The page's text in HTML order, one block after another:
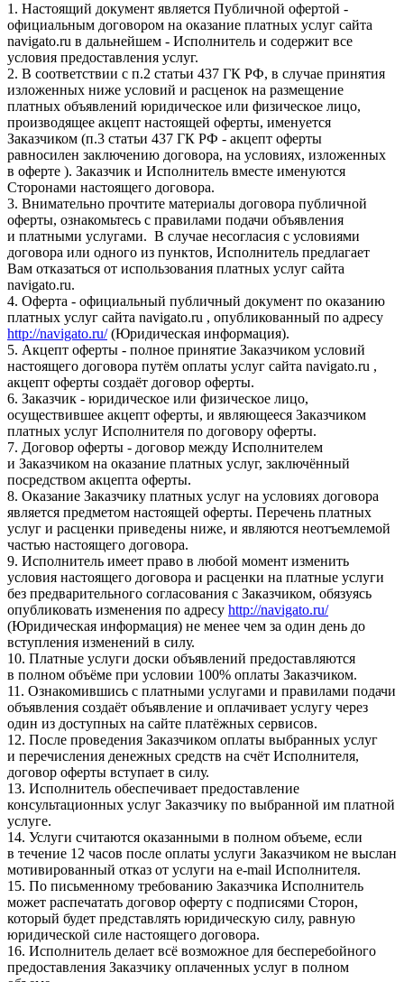
1. Настоящий документ является Публичной офертой -
официальным договором на оказание платных услуг сайта
navigato.ru в дальнейшем - Исполнитель и содержит все
условия предоставления услуг.
2. В соответствии с п.2 статьи 437 ГК РФ, в случае принятия
изложенных ниже условий и расценок на размещение
платных объявлений юридическое или физическое лицо,
производящее акцепт настоящей оферты, именуется
Заказчиком (п.3 статьи 437 ГК РФ - акцепт оферты
равносилен заключению договора, на условиях, изложенных
в оферте ). Заказчик и Исполнитель вместе именуются
Сторонами настоящего договора.
3. Внимательно прочтите материалы договора публичной
оферты, ознакомьтесь с правилами подачи объявления
и платными услугами. В случае несогласия с условиями
договора или одного из пунктов, Исполнитель предлагает
Вам отказаться от использования платных услуг сайта
navigato.ru.
4. Оферта - официальный публичный документ по оказанию
платных услуг сайта navigato.ru , опубликованный по адресу
http://navigato.ru/(Юридическая информация).
5. Акцепт оферты - полное принятие Заказчиком условий
настоящего договора путём оплаты услуг сайта navigato.ru ,
акцепт оферты создаёт договор оферты.
6. Заказчик - юридическое или физическое лицо,
осуществившее акцепт оферты, и являющееся Заказчиком
платных услуг Исполнителя по договору оферты.
7. Договор оферты - договор между Исполнителем
и Заказчиком на оказание платных услуг, заключённый
посредством акцепта оферты.
8. Оказание Заказчику платных услуг на условиях договора
является предметом настоящей оферты. Перечень платных
услуг и расценки приведены ниже, и являются неотъемлемой
частью настоящего договора.
9. Исполнитель имеет право в любой момент изменить
условия настоящего договора и расценки на платные услуги
без предварительного согласования с Заказчиком, обязуясь
опубликовать изменения по адресу http://navigato.ru/
(Юридическая информация) не менее чем за один день до
вступления изменений в силу.
10. Платные услуги доски объявлений предоставляются
в полном объёме при условии 100% оплаты Заказчиком.
11. Ознакомившись с платными услугами и правилами подачи
объявления создаёт объявление и оплачивает услугу через
один из доступных на сайте платёжных сервисов.
12. После проведения Заказчиком оплаты выбранных услуг
и перечисления денежных средств на счёт Исполнителя,
договор оферты вступает в силу.
13. Исполнитель обеспечивает предоставление
консультационных услуг Заказчику по выбранной им платной
услуге.
14. Услуги считаются оказанными в полном объеме, если
в течение 12 часов после оплаты услуги Заказчиком не выслан
мотивированный отказ от услуги на e-mail Исполнителя.
15. По письменному требованию Заказчика Исполнитель
может распечатать договор оферту с подписями Сторон,
который будет представлять юридическую силу, равную
юридической силе настоящего договора.
16. Исполнитель делает всё возможное для бесперебойного
предоставления Заказчику оплаченных услуг в полном